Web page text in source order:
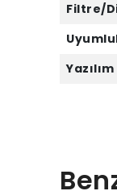
Filtre/
Yazılım